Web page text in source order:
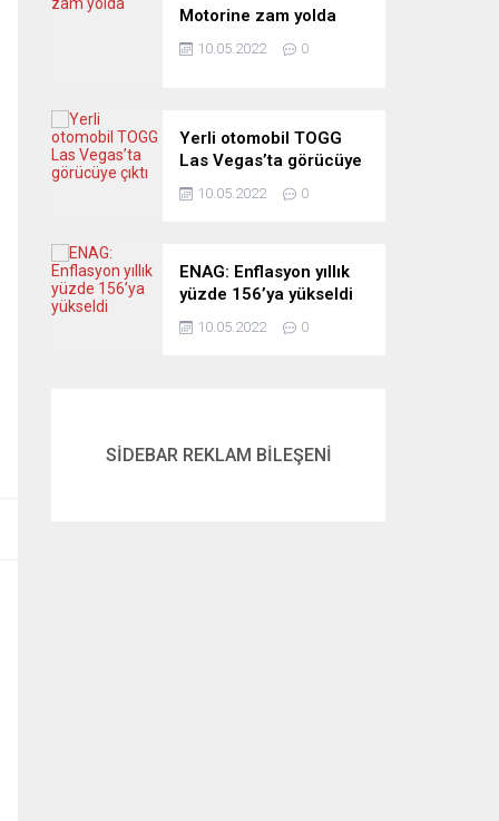
Motorine zam yolda
10.05.2022 0
Yerli otomobil TOGG
Las Vegas’ta görücüye
çıktı
10.05.2022 0
ENAG: Enflasyon yıllık
yüzde 156’ya yükseldi
10.05.2022 0
SİDEBAR REKLAM BİLEŞENİ